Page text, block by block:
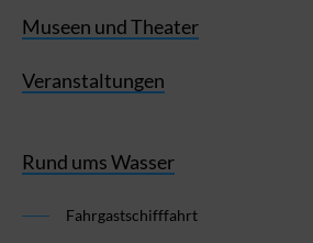
Museen und Theater
Veranstaltungen
Rund ums Wasser
Fahrgastschifffahrt